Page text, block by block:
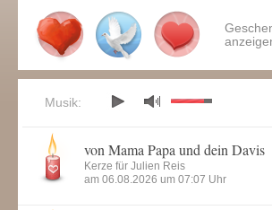
Musik:
von Mama Papa und dein Davis
Kerze für Julien Reis
am 06.08.2026 um 07:07 Uhr